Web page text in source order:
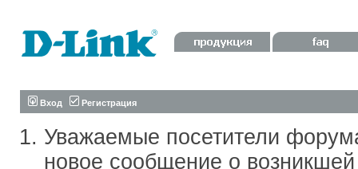
Вход Регистрация
Уважаемые посетители
новое сообщение о